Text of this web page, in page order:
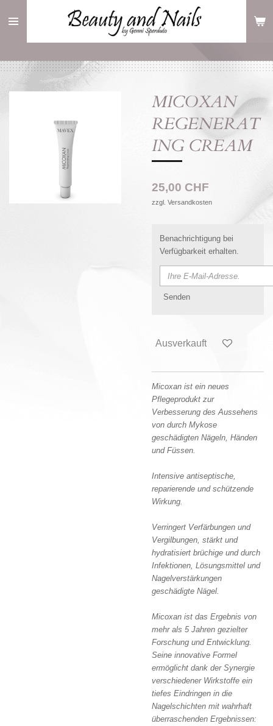
Hauptinhalt
MICOXAN
REGENERAT
ING CREAM
25,00 CHF
zzgl. Versandkosten
Benachrichtigung bei
Verfügbarkeit erhalten.
Senden
Ausverkauft
Micoxan ist ein neues
Pflegeprodukt zur
Verbesserung des Aussehens
von durch Mykose
geschädigten Nägeln, Händen
und Füssen.
Intensive antiseptische,
reparierende und schützende
Wirkung.
Verringert Verfärbungen und
Vergilbungen, stärkt und
hydratisiert brüchige und durch
Infektionen, Lösungsmittel und
Nagelverstärkungen
geschädigte Nägel.
Micoxan ist das Ergebnis von
mehr als 5 Jahren gezielter
Forschung und Entwicklung.
Seine innovative Formel
ermöglicht dank der Synergie
verschiedener Wirkstoffe ein
tiefes Eindringen in die
Nagelschichten mit wahrhaft
überraschenden Ergebnissen: